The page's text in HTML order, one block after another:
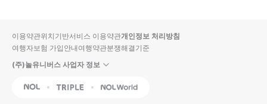
입니
다.
순
상
이용약관위치기반서비스 이용약관개인정보 처리방침
여행자보험 가입안내여행약관분쟁해결기준
(주)놀유니버스 사업자 정보
NOL Triple Interpark Global